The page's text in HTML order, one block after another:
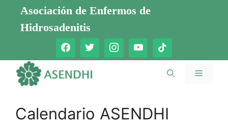
Saltar
contenido
Asociación de Enfermos de
Hidrosadenitis
Menú
Calendario ASENDHI